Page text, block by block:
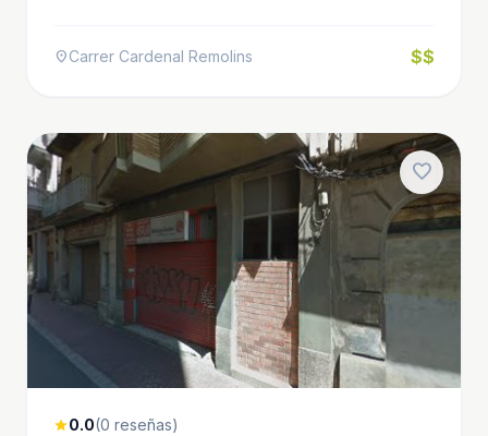
location_onCarrer Cardenal Remolins $$
favorite
star0.0(0 reseñas)